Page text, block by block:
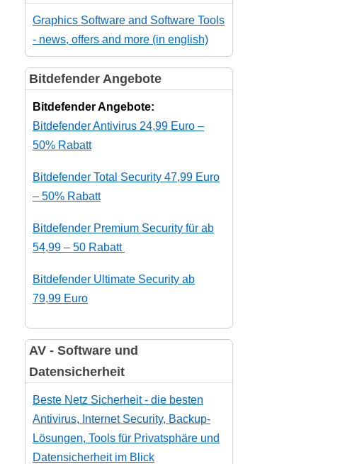
Graphics Software and Software Tools
- news, offers and more (in english)
Bitdefender Angebote
Bitdefender Angebote:
Bitdefender Antivirus 24,99 Euro –
50% Rabatt
Bitdefender Total Security 47,99 Euro
– 50% Rabatt
Bitdefender Premium Security für ab
54,99 – 50 Rabatt
Bitdefender Ultimate Security ab
79,99 Euro
AV - Software und
Datensicherheit
Beste Netz Sicherheit - die besten
Antivirus, Internet Security, Backup-
Lösungen, Tools für Privatsphäre und
Datensicherheit im Blick